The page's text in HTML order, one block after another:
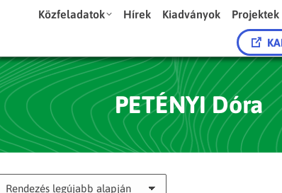
Közfeladatok Hírek Kiadványok Projektek
PETÉNYI Dóra